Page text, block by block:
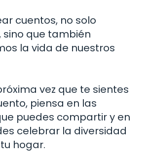
cuentos, no solo
sino que también
la vida de nuestros
vez que te sientes
piensa en las
puedes compartir y en
celebrar la diversidad
hogar.